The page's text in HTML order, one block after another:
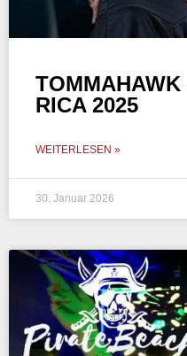
RICA 2025
WEITERLESEN »
30. Januar 2026